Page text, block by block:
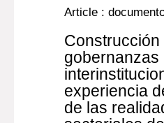
Unidad de gestión
Article :